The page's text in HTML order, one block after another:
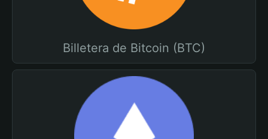
Billetera de Bitcoin (BTC)